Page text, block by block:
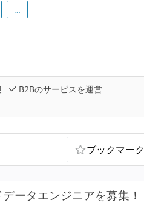
…
B2Bのサービスを運営
ブックマーク
ータエンジニアを募集！